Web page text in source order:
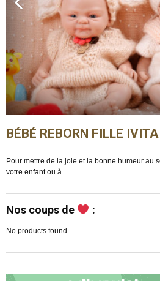
BÉBÉ REBORN FILLE
Pour mettre de la joie et la bonne humeur au
votre enfant ou à ...
Nos coups de :
No products found.